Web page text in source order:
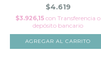
$4.619
$3.926,15 con Transferencia o
depósito bancario
AGREGAR AL CARRITO